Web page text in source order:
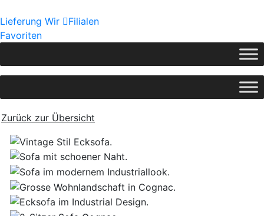
Lieferung Wir
Filialen
Favoriten
Zurück zur Übersicht